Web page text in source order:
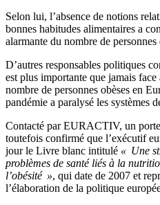
Selon lui, l’absence de notions
bonnes habitudes alimentaires a
alarmante du nombre de personnes
D’autres responsables politiques
est plus importante que jamais
nombre de personnes obèses en
pandémie a paralysé les systèmes
Contacté par EURACTIV, un
toutefois confirmé que l’exécutif
jour le Livre blanc intitulé « Une
problèmes de santé liés à la
l’obésité », qui date de 2007 et
l’élaboration de la politique